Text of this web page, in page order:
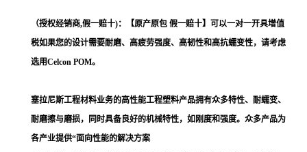
（授权经销商,假一赔十)：【原产原包 假一赔十】可以一对一开具增值
税如果您的设计需要耐磨、高疲劳强度、高韧性和高抗蠕变性，请考虑
选用Celcon POM。
塞拉尼斯工程材料业务的高性能工程塑料产品拥有众多特性、耐蠕变、
耐磨擦与磨损，同时具备良好的机械特性，如刚度和强度。众多产品为
各产业提供“面向性能的解决方案